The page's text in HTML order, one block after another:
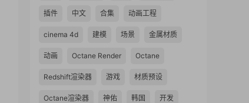
插件 中文 合集 动画工程
cinema 4d 建模 场景 金属材质
动画 Octane Render Octane
Redshift渲染器 游戏 材质预设
Octane渲染器 神佑 韩国 开发